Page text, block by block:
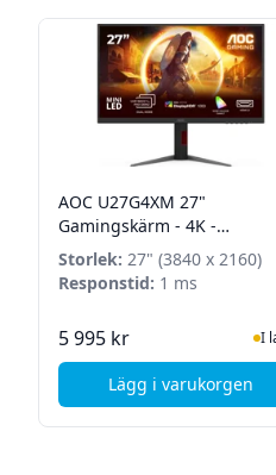
AOC U27G4XM 27"
Gamingskärm - 4K -
3860x2160 IPS - 320/160hz -
1ms
Storlek: 27" (3840 x 2160)
Responstid: 1 ms
5 995 kr I
Lägg i varukorgen
, AOC